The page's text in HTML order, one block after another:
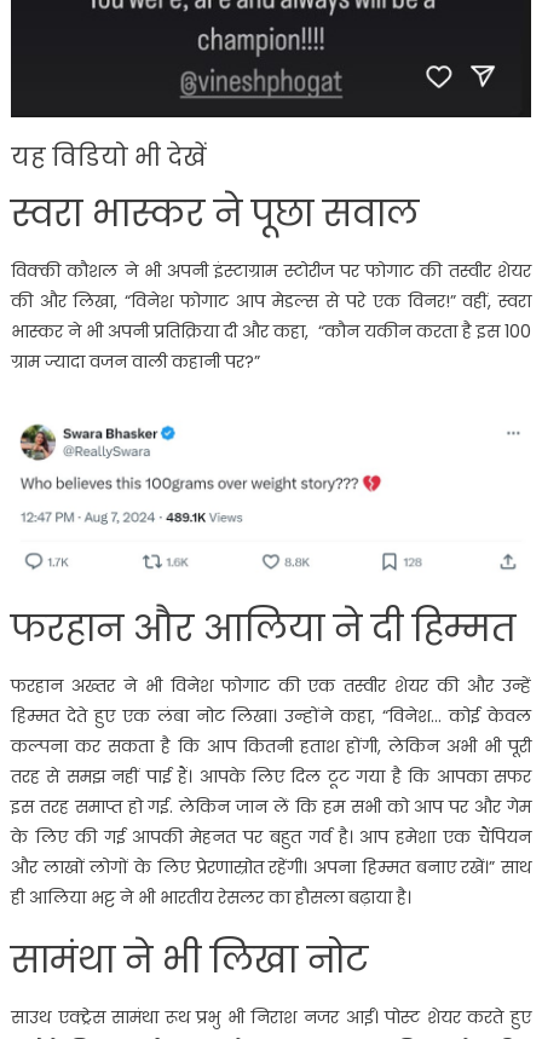
यह विडियो भी देखें
स्वरा भास्कर ने पूछा सवाल
विक्की कौशल ने भी अपनी इंस्टाग्राम स्टोरीज पर फोगाट की तस्वीर शेयर
की और लिखा, “विनेश फोगाट आप मेडल्स से परे एक विनर!” वहीं, स्वरा
भास्कर ने भी अपनी प्रतिक्रिया दी और कहा, “कौन यकीन करता है इस 100
ग्राम ज्यादा वजन वाली कहानी पर?”
फरहान और आलिया ने दी हिम्मत
फरहान अख्तर ने भी विनेश फोगाट की एक तस्वीर शेयर की और उन्हें
हिम्मत देते हुए एक लंबा नोट लिखा। उन्होंने कहा, “विनेश… कोई केवल
कल्पना कर सकता है कि आप कितनी हताश होंगी, लेकिन अभी भी पूरी
तरह से समझ नहीं पाई हैं। आपके लिए दिल टूट गया है कि आपका सफर
इस तरह समाप्त हो गई. लेकिन जान लें कि हम सभी को आप पर और गेम
के लिए की गई आपकी मेहनत पर बहुत गर्व है। आप हमेशा एक चैंपियन
और लाखों लोगों के लिए प्रेरणास्रोत रहेंगी। अपना हिम्मत बनाए रखें।” साथ
ही आलिया भट्ट ने भी भारतीय रेसलर का हौसला बढ़ाया है।
सामंथा ने भी लिखा नोट
साउथ एक्ट्रेस सामंथा रूथ प्रभु भी निराश नजर आईं। पोस्ट शेयर करते हुए